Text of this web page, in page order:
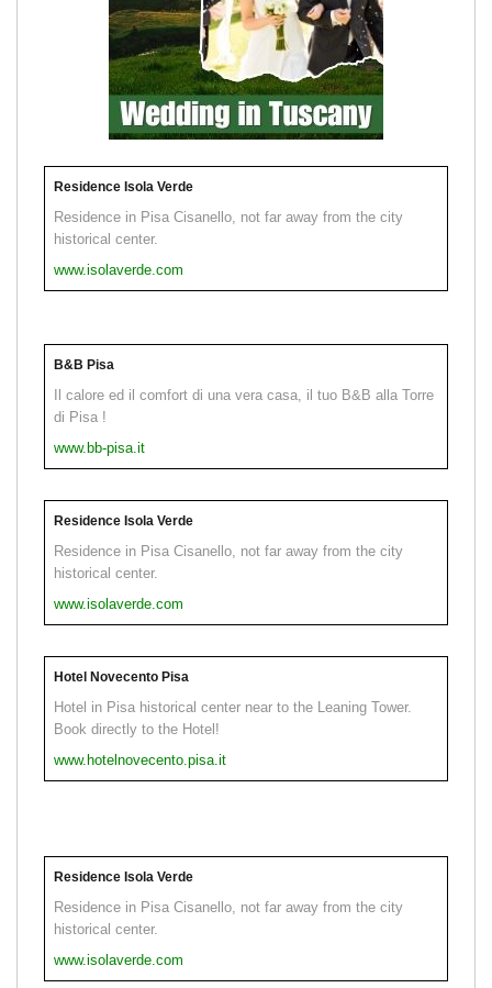
Residence Isola Verde
Residence in Pisa Cisanello, not far away from the city
historical center.
www.isolaverde.com
B&B Pisa
Il calore ed il comfort di una vera casa, il tuo B&B alla Torre
di Pisa !
www.bb-pisa.it
Residence Isola Verde
Residence in Pisa Cisanello, not far away from the city
historical center.
www.isolaverde.com
Hotel Novecento Pisa
Hotel in Pisa historical center near to the Leaning Tower.
Book directly to the Hotel!
www.hotelnovecento.pisa.it
Residence Isola Verde
Residence in Pisa Cisanello, not far away from the city
historical center.
www.isolaverde.com